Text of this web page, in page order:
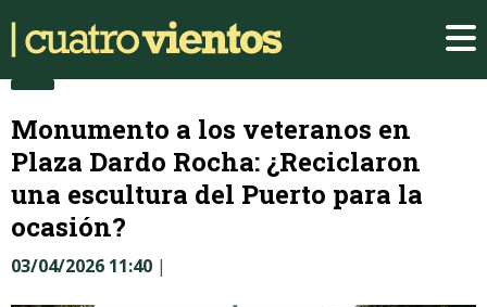
Monumento a los veteranos en
Plaza Dardo Rocha: ¿Reciclaron
una escultura del Puerto para la
ocasión?
03/04/2026 11:40 |